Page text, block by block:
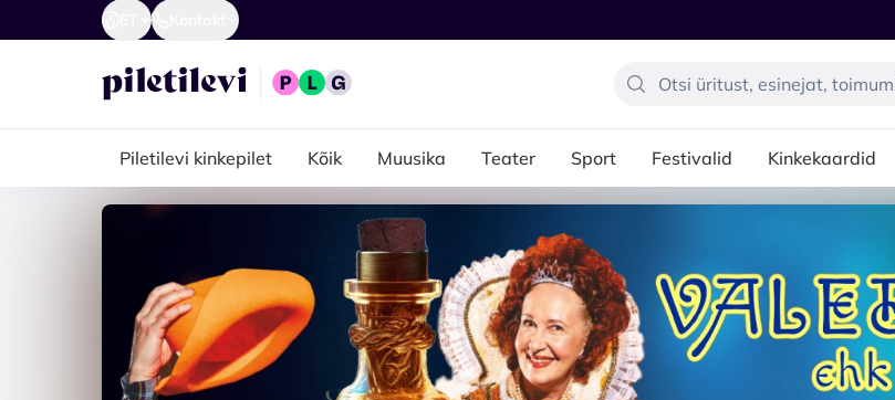
Piletilevi kinkepilet Kõik Muusika Teater Sport Festivalid Kinkekaardid